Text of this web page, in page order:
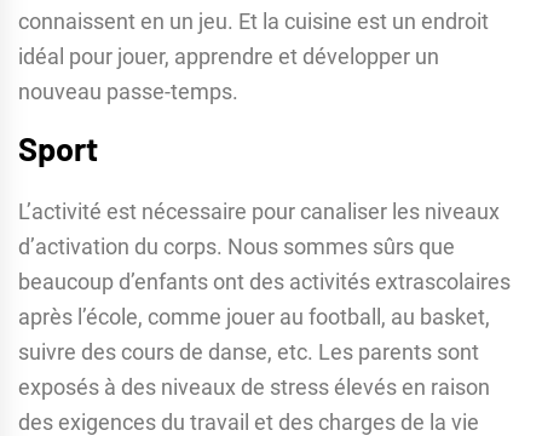
connaissent en un jeu. Et la cuisine est un endroit
idéal pour jouer, apprendre et développer un
nouveau passe-temps.
Sport
L’activité est nécessaire pour canaliser les niveaux
d’activation du corps. Nous sommes sûrs que
beaucoup d’enfants ont des activités extrascolaires
après l’école, comme jouer au football, au basket,
suivre des cours de danse, etc. Les parents sont
exposés à des niveaux de stress élevés en raison
des exigences du travail et des charges de la vie